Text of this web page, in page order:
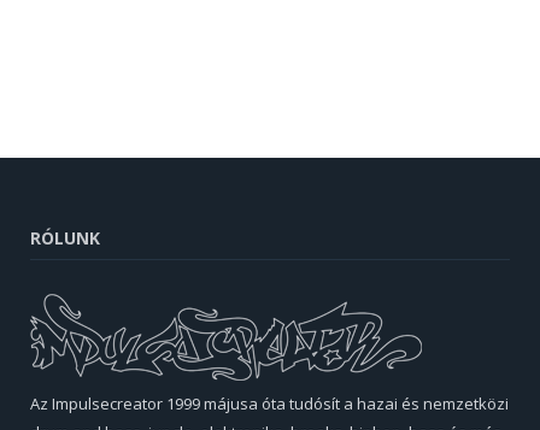
RÓLUNK
Az Impulsecreator 1999 májusa óta tudósít a hazai és nemzetközi